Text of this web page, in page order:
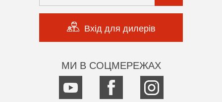
Вхід для дилерів
МИ В СОЦМЕРЕЖАХ